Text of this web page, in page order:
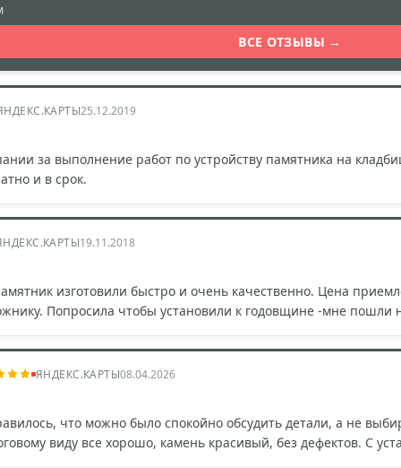
ВСЕ ОТЗЫВЫ →
25.12.2019
за выполнение работ по устройству памятника на
и в срок.
19.11.2018
изготовили быстро и очень качественно. Цена
Попросила чтобы установили к годовщине -мне пошли
ЯНДЕКС.КАРТЫ08.04.2026
что можно было спокойно обсудить детали, а не
виду все хорошо, камень красивый, без дефектов. С